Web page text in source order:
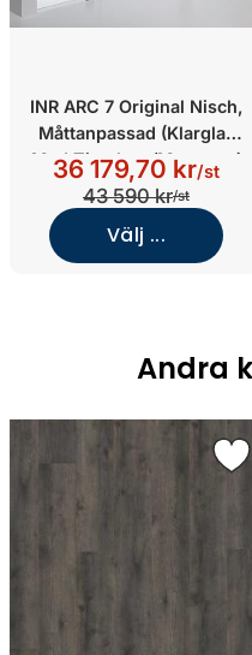
INR ARC 7 Original Nisch,
Måttanpassad (Klarglas
Med Timeless/Mattsvart)
36 179,70 kr/st
43 590 kr/st
Välj ...
Andra